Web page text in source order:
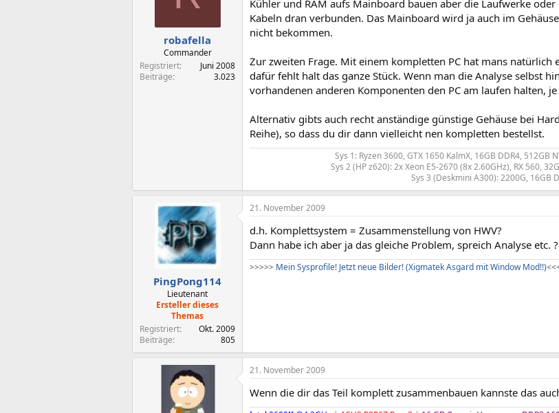
robafella
Commander
Registriert
Juni 2008
Beiträge
3.023
Kühler und RAM aufs Mainboard bauen aber die Laufwerke
Kabeln dran verbunden. Das Mainboard wird ja auch im
nicht bekommen.
Zur zweiten Frage. Mit einem kompletten PC hat mans natürlich
dafür fehlt halt das ganze Stück. Wenn man die Analyse selbst
vorhandenen anderen Komponenten den PC am laufen halten,
Alternativ gibts auch recht anständige günstige Gehäuse bei
Reihe), so dass du dir dann vielleicht nen kompletten bestellst.
Sys 1: Ryzen 3600, GTX 1650 KalmX, 16GB DDR4, 512GB
Sys 2 (HP z620): 2x Xeon E5-2670 (8x 2.60GHz), RX 560,
Sys 3 (Deskmini A300): 2200G, 16GB
PingPong114
Lieutenant
Ersteller dieses
Themas
Registriert
Okt. 2009
Beiträge
805
21. November 2009
d.h. Komplettsystem = Zusammenstellung von HWV?
Dann habe ich aber ja das gleiche Problem, spreich Analyse etc.
>>>>> Mein Sysprofile! Jetzt neue Bilder! (Xigmatek Asgard mit Window Mod!!)<<
21. November 2009
Wenn die dir das Teil komplett zusammenbauen kannste das